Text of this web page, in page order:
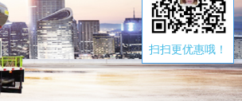
扫扫更优惠哦！